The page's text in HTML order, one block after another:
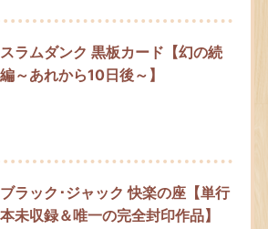
スラムダンク 黒板カード【幻の続
編～あれから10日後～】
ブラック･ジャック 快楽の座【単行
本未収録＆唯一の完全封印作品】